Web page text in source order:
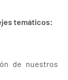
temáticos:
de nuestros